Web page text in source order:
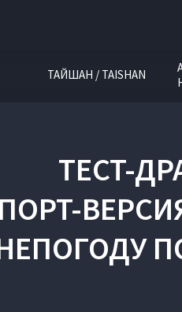
ТАЙШАН / TAISHAN
ТЕСТ-
СПОРТ-